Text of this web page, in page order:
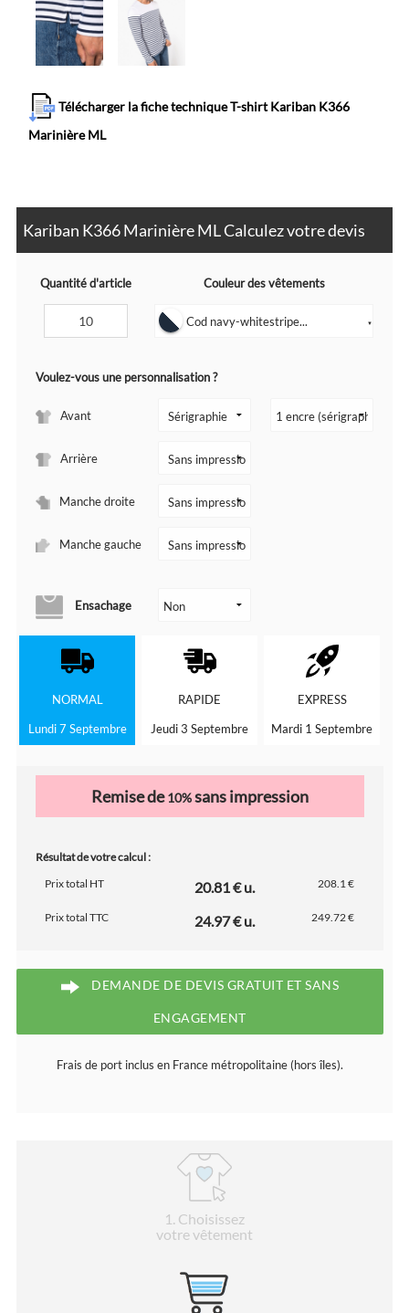
Télécharger la fiche technique T-shirt Kariban K366
Marinière ML
Kariban K366 Marinière ML Calculez votre devis
Quantité d'article Couleur des vêtements
Cod navy-whitestripe... ▼
Voulez-vous une personnalisation ?
Avant
Arrière
Manche droite
Manche gauche
Ensachage
NORMAL
Lundi 7 Septembre
RAPIDE
Jeudi 3 Septembre
EXPRESS
Mardi 1 Septembre
Remise de10%sans impression
Résultat de votre calcul :
Prix total HT
20.81 € u. 208.1 €
Prix total TTC 24.97 € u. 249.72 €
DEMANDE DE DEVIS GRATUIT ET SANS
ENGAGEMENT
Frais de port inclus en France métropolitaine (hors îles).
1 . Choisissez
votre vêtement